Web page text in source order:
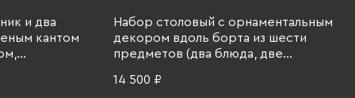
и два
кантом
Набор столовый с орнаментальным
декором вдоль борта из шести
предметов (два блюда, две
Weimar Porzellan (Веймарский
14 500 ₽